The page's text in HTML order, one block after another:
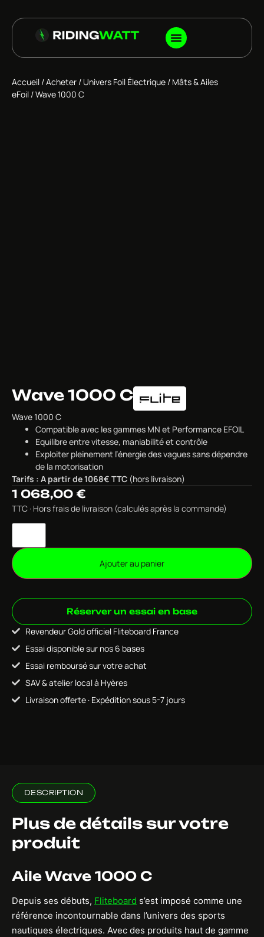
Accueil /Acheter / Univers Foil Électrique / Mâts & Ailes
eFoil / Wave 1000 C
Wave 1000 C
Wave 1000 C
Compatible avec les gammes MN et Performance EFOIL
Equilibre entre vitesse, maniabilité et contrôle
Exploiter pleinement l’énergie des vagues sans dépendre
de la motorisation
Tarifs : A partir de 1068€ TTC (hors livraison)
1 068,00 €
TTC · Hors frais de livraison (calculés après la commande)
Ajouter au panier
Réserver un essai en base
Revendeur Gold officiel Fliteboard France
Essai disponible sur nos 6 bases
Essai remboursé sur votre achat
SAV & atelier local à Hyères
Livraison offerte · Expédition sous 5-7 jours
DESCRIPTION
Plus de détails sur votre
produit
Aile Wave 1000 C
Depuis ses débuts, Fliteboard s’est imposé comme une
référence incontournable dans l’univers des sports
nautiques électriques. Avec des produits haut de gamme